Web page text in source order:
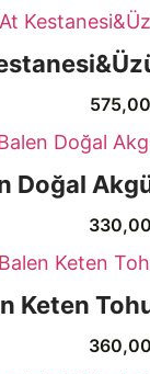
575,00
Doğal
330,00
Keten
360,00